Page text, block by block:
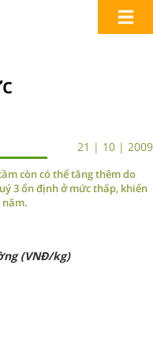
21 | 10 | 2009
còn có thể tăng thêm do
3 ổn định ở mức thấp, khiến
năm.
(VNĐ/kg)